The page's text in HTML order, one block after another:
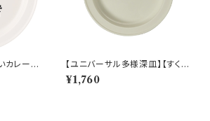
カレー皿
】MM9
【ユニバーサル多様深皿】【すくい
やすいうつわ】21cm ディーププ
レート（ホワイト）【NB10】
¥1,760